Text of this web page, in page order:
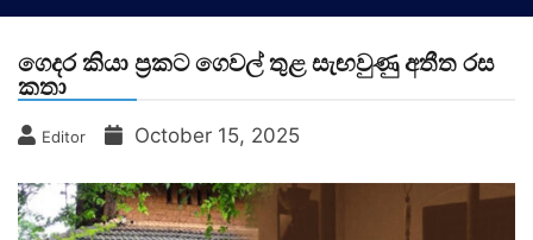
ගෙදර කියා ප්‍රකට ගෙවල් තුළ සැඟවුණු අතීත රස
කතා
Editor October 15, 2025